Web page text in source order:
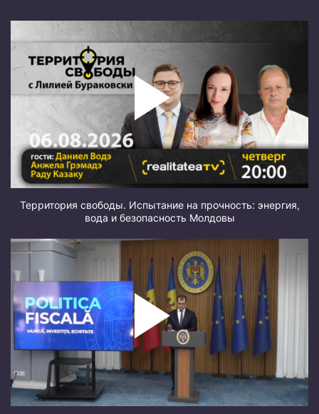
Территория свободы. Испытание на прочность: энергия,
вода и безопасность Молдовы